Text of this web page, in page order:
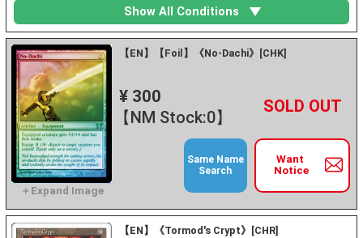
Show All Conditions
【EN】【Foil】《No-Dachi》[CHK]
¥ 300
【NM Stock:0】
－ +
Want
Notice
Same Name
Search
【EN】《Tormod's Crypt》[CHR]